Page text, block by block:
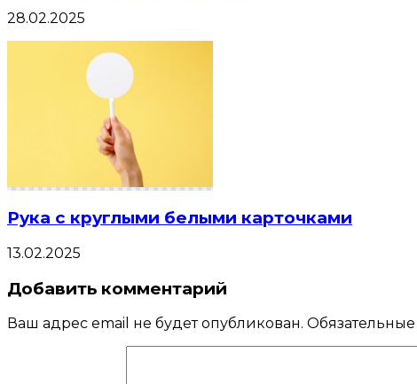
28.02.2025
Рука с круглыми белыми карточками
13.02.2025
Добавить комментарий
Ваш адрес email не будет опубликован.